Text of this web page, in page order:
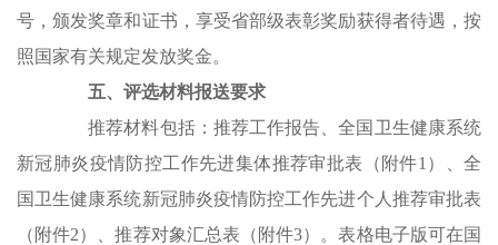
号，颁发奖章和证书，享受省部级表彰奖励获得者待遇，按
照国家有关规定发放奖金。
五、评选材料报送要求
推荐材料包括：推荐工作报告、全国卫生健康系统
新冠肺炎疫情防控工作先进集体推荐审批表（附件1）、全
国卫生健康系统新冠肺炎疫情防控工作先进个人推荐审批表
（附件2）、推荐对象汇总表（附件3）。表格电子版可在国